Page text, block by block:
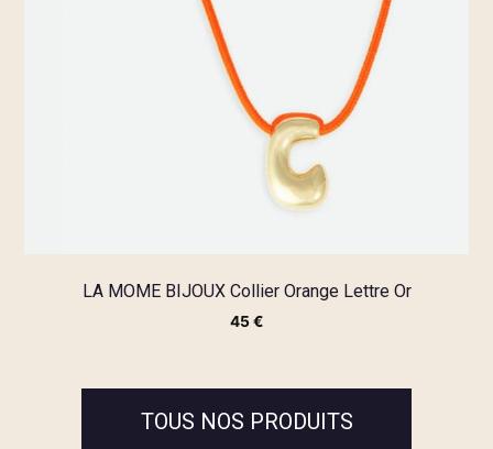
LA MOME BIJOUX Collier Orange Lettre Or
45€
TOUS NOS PRODUITS